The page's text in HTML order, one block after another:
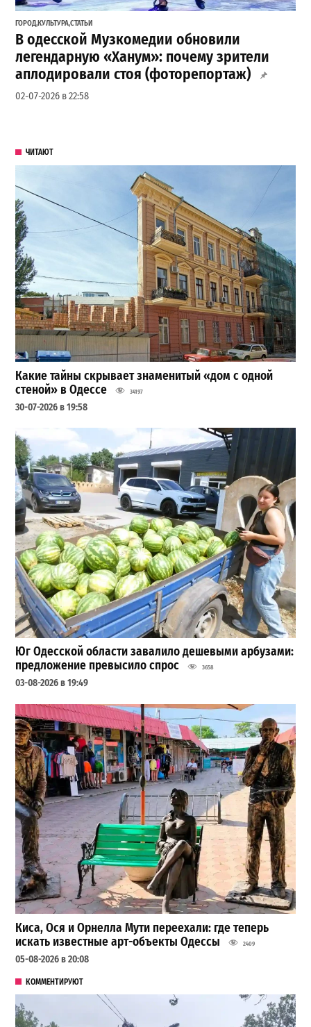
ГОРОД,КУЛЬТУРА,СТАТЬИ
В одесской Музкомедии обновили
легендарную «Ханум»: почему зрители
аплодировали стоя (фоторепортаж)
02-07-2026 в 22:58
ЧИТАЮТ
Какие тайны скрывает знаменитый «дом с одной
стеной» в Одессе
34197
30-07-2026 в 19:58
Юг Одесской области завалило дешевыми арбузами:
предложение превысило спрос
3658
03-08-2026 в 19:49
Киса, Ося и Орнелла Мути переехали: где теперь
искать известные арт-объекты Одессы
2409
05-08-2026 в 20:08
КОММЕНТИРУЮТ